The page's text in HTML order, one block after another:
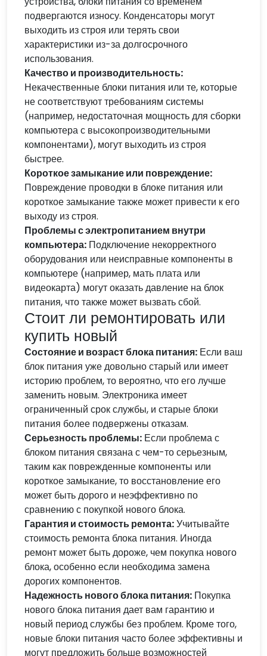
подвергаются износу. Конденсаторы могут
выходить из строя или терять свои
характеристики из-за долгосрочного
использования.
Качество и производительность:
Некачественные блоки питания или те, которые
не соответствуют требованиям системы
(например, недостаточная мощность для сборки
компьютера с высокопроизводительными
компонентами), могут выходить из строя
быстрее.
Короткое замыкание или повреждение:
Повреждение проводки в блоке питания или
короткое замыкание также может привести к его
выходу из строя.
Проблемы с электропитанием внутри
компьютера:Подключение некорректного
оборудования или неисправные компоненты в
компьютере (например, мать плата или
видеокарта) могут оказать давление на блок
питания, что также может вызвать сбой.
Стоит ли ремонтировать или
купить новый
Состояние и возраст блока питания:Если ваш
блок питания уже довольно старый или имеет
историю проблем, то вероятно, что его лучше
заменить новым. Электроника имеет
ограниченный срок службы, и старые блоки
питания более подвержены отказам.
Серьезность проблемы:Если проблема с
блоком питания связана с чем-то серьезным,
таким как поврежденные компоненты или
короткое замыкание, то восстановление его
может быть дорого и неэффективно по
сравнению с покупкой нового блока.
Гарантия и стоимость ремонта:Учитывайте
стоимость ремонта блока питания. Иногда
ремонт может быть дороже, чем покупка нового
блока, особенно если необходима замена
дорогих компонентов.
Надежность нового блока питания:Покупка
нового блока питания дает вам гарантию и
новый период службы без проблем. Кроме того,
новые блоки питания часто более эффективны и
могут предложить больше возможностей